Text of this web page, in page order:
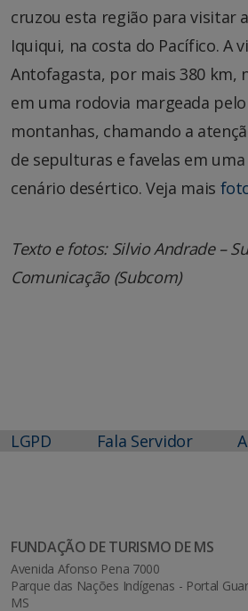
cruzou esta região para visitar
Iquiqui, na costa do Pacífico. A
Antofagasta, por mais 380 km,
em uma rodovia margeada
montanhas, chamando a
de sepulturas e favelas em
cenário desértico. Veja mais
Texto e fotos: Silvio Andrade –
Comunicação (Subcom)
LGPD Fala Servidor
FUNDAÇÃO DE TURISMO DE MS
Avenida Afonso Pena 7000
Parque das Nações Indígenas - Portal
MS